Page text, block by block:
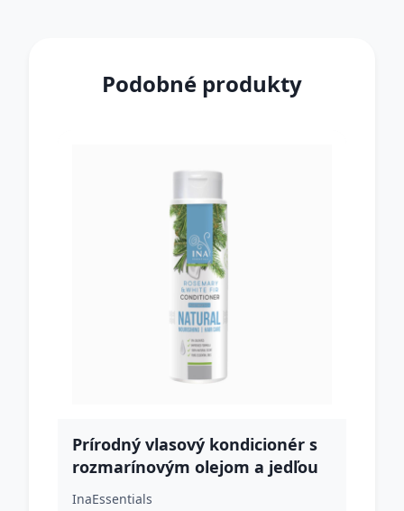
Podobné produkty
Prírodný vlasový kondicionér s
rozmarínovým olejom a jedľou
bielou - intenzívna vyživujúca
InaEssentials